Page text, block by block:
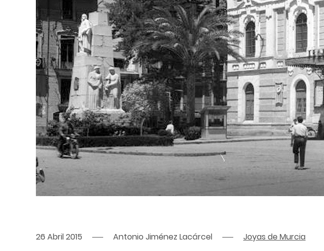
26 Abril 2015 Antonio Jiménez Lacárcel Joyas de Murcia